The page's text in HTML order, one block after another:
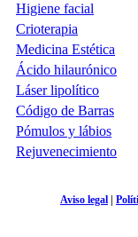
Higiene facial
Crioterapia
Medicina Estética
Ácido hilaurónico
Láser lipolítico
Código de Barras
Pómulos y lábios
Rejuvenecimiento
Aviso legal |